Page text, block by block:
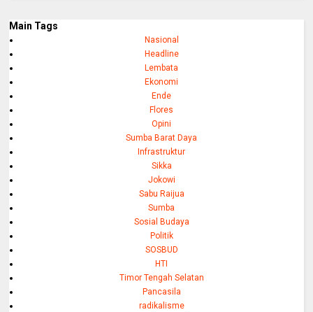
Main Tags
Nasional
Headline
Lembata
Ekonomi
Ende
Flores
Opini
Sumba Barat Daya
Infrastruktur
Sikka
Jokowi
Sabu Raijua
Sumba
Sosial Budaya
Politik
SOSBUD
HTI
Timor Tengah Selatan
Pancasila
radikalisme